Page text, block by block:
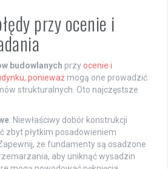
przy ocenie i
budowlanych przyocenie i
ponieważ mogą one prowadzić
strukturalnych. Oto najczęstsze
: Niewłaściwy dobór konstrukcji
zbyt płytkim posadowieniem
że fundamenty są osadzone
aby uniknąć wysadzin